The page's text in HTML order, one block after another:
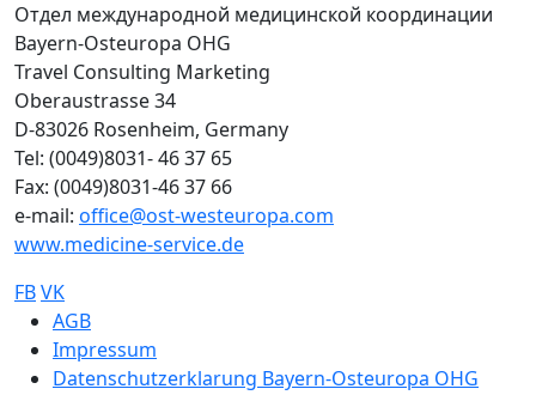
Отдел международной медицинской координации
Bayern-Osteuropa OHG
Travel Consulting Marketing
Oberaustrasse 34
D-83026 Rosenheim, Germany
Tel: (0049)8031- 46 37 65
Fax: (0049)8031-46 37 66
e-mail: office@ost-westeuropa.com
www.medicine-service.de
FBVK
Sub footer
AGB
Impressum
Datenschutzerklarung Bayern-Osteuropa OHG